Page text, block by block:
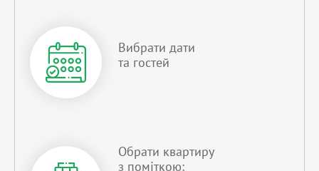
Вибрати дати
та гостей
Обрати квартиру
з поміткою: